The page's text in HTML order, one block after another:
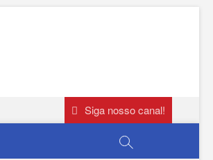
Siga nosso canal!